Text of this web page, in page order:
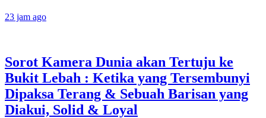
23 jam ago
Sorot Kamera Dunia akan Tertuju ke
Bukit Lebah : Ketika yang Tersembunyi
Dipaksa Terang & Sebuah Barisan yang
Diakui, Solid & Loyal